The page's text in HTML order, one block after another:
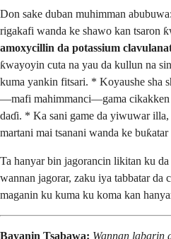
Don sake duban muhimman
rigakafi wanda ke shawo kan tsaron
amoxycillin da potassium
ƙwayoyin cuta na yau da kullun na
kuma yankin fitsari. * Koyaushe sha
—mafi mahimmanci—gama cikakken
daɗi. * Ka sani game da yiwuwar
martani mai tsanani wanda ke
Ta hanyar bin jagorancin likitan ku
wannan jagorar, zaku iya tabbatar da
maganin ku kuma ku koma kan
Bayanin Tsabawa: Wannan labarin